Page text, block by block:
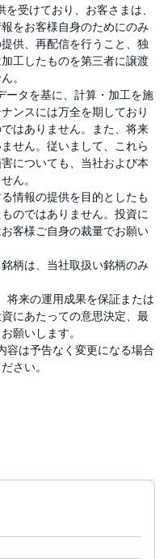
受けており、お客さまは、
をお客様自身のためにのみ
供、再配信を行うこと、独
工したものを第三者に譲渡
。
ータを基に、計算・加工を施
ンスには万全を期しており
はありません。また、将来
せん。従いまして、これら
についても、当社および本
ん。
情報の提供を目的としたも
のではありません。投資に
客様ご自身の裁量でお願い
柄は、当社取扱い銘柄のみ
将来の運用成果を保証または
にあたっての意思決定、最
願いします。
容は予告なく変更になる場合
さい。